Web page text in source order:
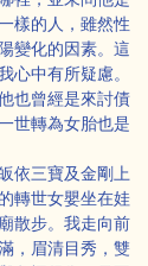
樣的人，雖然性
變化的因素。這
心中有所疑慮。
也曾經是來討債
世轉為女胎也是
依三寶及金剛上
轉世女嬰坐在娃
散步。我走向前
，眉清目秀，雙